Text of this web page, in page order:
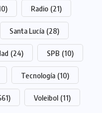
Radio (21)
Santa Lucía (28)
(24) SPB (10)
Tecnología (10)
Voleibol (11)